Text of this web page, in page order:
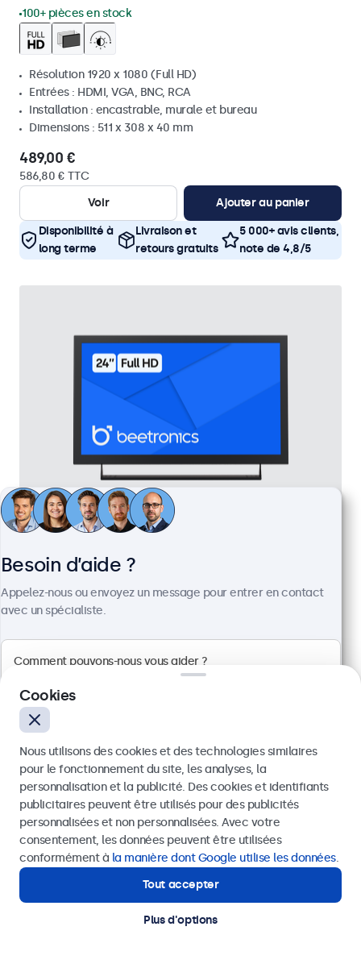
100+ pièces en stock
Résolution 1920 x 1080 (Full HD)
Entrées : HDMI, VGA, BNC, RCA
Installation : encastrable, murale et bureau
Dimensions : 511 x 308 x 40 mm
489,00 €
586,80 € TTC
Voir
Ajouter au panier
Disponibilité à
long terme
Livraison et
retours gratuits
5 000+ avis clients,
note de 4,8/5
Écran 24 Pouces en Métal
Référence :24HD7M
100+ pièces en stock
Résolution 1920 x 1080 (Full HD)
Entrées : HDMI, VGA, BNC, RCA
Installation : encastrable, murale et bureau
Dimensions : 560 x 337 x 41 mm
499,00 €
Voir
Ajouter au panier
Besoin d’aide ?
Appelez-nous ou envoyez un message pour entrer en contact
avec un spécialiste.
Envoyer
Ou appelez-nous au01 79 97 48 02
Contactez nos spécialistes.
Cookies
Nous utilisons des cookies et des technologies similaires
pour le fonctionnement du site, les analyses, la
personnalisation et la publicité. Des cookies et identifiants
publicitaires peuvent être utilisés pour des publicités
personnalisées et non personnalisées. Avec votre
consentement, les données peuvent être utilisées
conformément à la manière dont Google utilise les données.
Tout accepter
Plus d'options